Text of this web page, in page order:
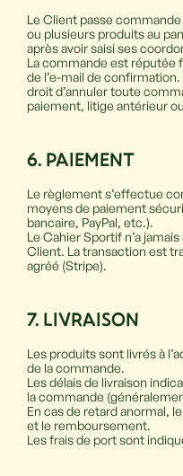
Le Client passe
ou plusieurs produits au
après avoir saisi ses
La commande est réputée
de l’e-mail de
droit d’annuler toute
paiement, litige antérieur
6. PAIEMENT
Le règlement s’effectue
moyens de paiement
bancaire, PayPal, etc.).
Le Cahier Sportif n’a
Client. La transaction est
agréé (Stripe).
7. LIVRAISON
Les produits sont livrés à
de la commande.
Les délais de livraison
la commande
En cas de retard anormal,
et le remboursement.
Les frais de port sont